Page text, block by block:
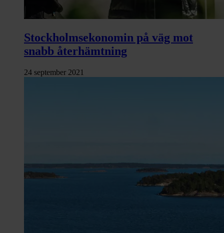
Stockholmsekonomin på väg mot
snabb återhämtning
24 september 2021